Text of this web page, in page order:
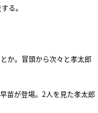
る。
か。冒頭から次々と孝太郎
苗が登場。2人を見た孝太郎